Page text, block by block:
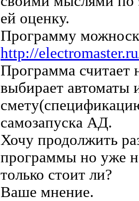
ей оценку.
Программу
http://
Программа считает
выбирает автоматы
самозапуска АД.
Хочу продолжить
программы но уже
только стоит ли?
Ваше мнение.